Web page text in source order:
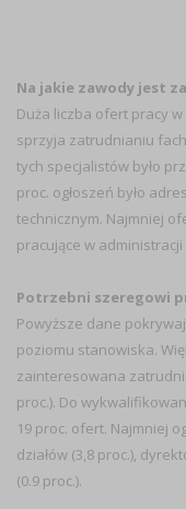
Na jakie zawody jest
Duża liczba ofert pracy
sprzyja zatrudnianiu
tych specjalistów było
proc. ogłoszeń było
technicznym. Najmniej
pracujące w administracji
Potrzebni szeregowi
Powyższe dane
poziomu stanowiska.
zainteresowana
proc.). Do
19 proc. ofert. Najmniej
działów (3,8 proc.),
(0.9 proc.).